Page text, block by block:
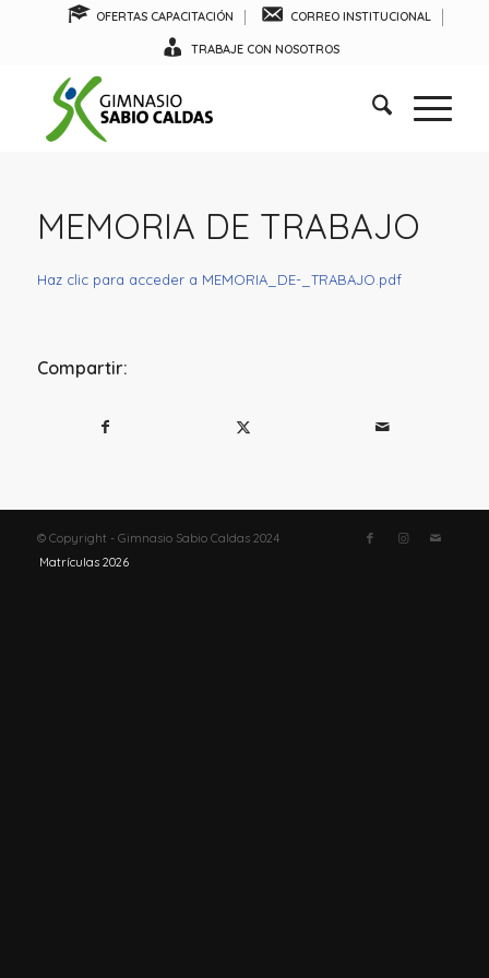
OFERTAS CAPACITACIÓN CORREO INSTITUCIONAL
TRABAJE CON NOSOTROS
MEMORIA DE TRABAJO
Haz clic para acceder a MEMORIA_DE-_TRABAJO.pdf
Compartir:
© Copyright - Gimnasio Sabio Caldas 2024
Matrículas 2026